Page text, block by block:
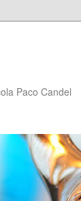
Paco Candel